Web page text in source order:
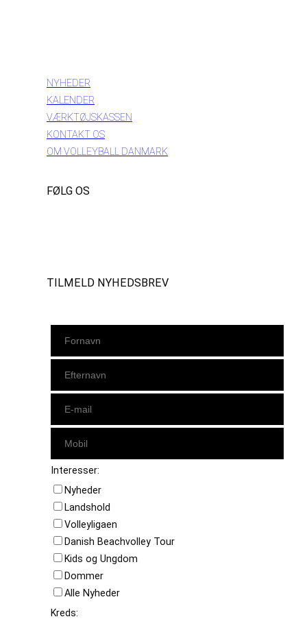
NYHEDER
KALENDER
VÆRKTØJSKASSEN
KONTAKT OS
OM VOLLEYBALL DANMARK
FØLG OS
TILMELD NYHEDSBREV
Interesser:
Nyheder
Landshold
Volleyligaen
Danish Beachvolley Tour
Kids og Ungdom
Dommer
Alle Nyheder
Kreds: